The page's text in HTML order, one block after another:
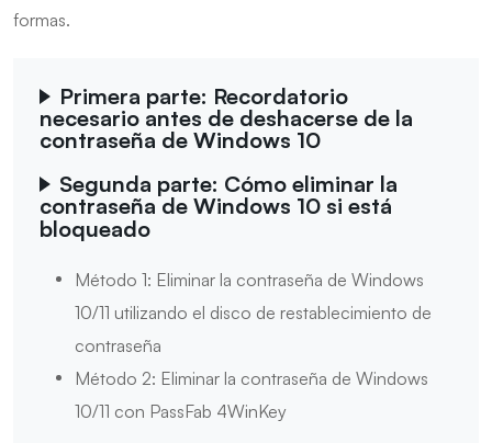
formas.
Primera parte: Recordatorio
necesario antes de deshacerse de la
contraseña de Windows 10
Segunda parte: Cómo eliminar la
contraseña de Windows 10 si está
bloqueado
Método 1: Eliminar la contraseña de Windows
10/11 utilizando el disco de restablecimiento de
contraseña
Método 2: Eliminar la contraseña de Windows
10/11 con PassFab 4WinKey